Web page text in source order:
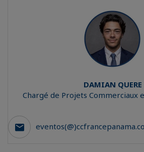
DAMIAN QUERE
Chargé de Projets Commerciaux